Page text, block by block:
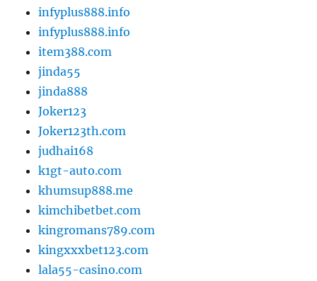
infyplus888.info
infyplus888.info
item388.com
jinda55
jinda888
Joker123
Joker123th.com
judhai168
k1gt-auto.com
khumsup888.me
kimchibetbet.com
kingromans789.com
kingxxxbet123.com
lala55-casino.com